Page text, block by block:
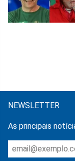
NEWSLETTER
As principais